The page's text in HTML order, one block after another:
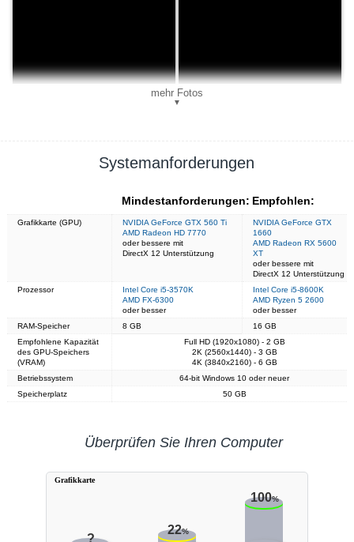
mehr Fotos
▼
Systemanforderungen
Mindestanforderungen: Empfohlen:
Grafikkarte (GPU)
NVIDIA GeForce GTX 560 Ti
AMD Radeon HD 7770
oder bessere mit
DirectX 12 Unterstützung
NVIDIA GeForce GTX
1660
AMD Radeon RX 5600
XT
oder bessere mit
DirectX 12 Unterstützung
Prozessor
Intel Core i5-3570K
AMD FX-6300
oder besser
Intel Core i5-8600K
AMD Ryzen 5 2600
oder besser
RAM-Speicher
8 GB
16 GB
Empfohlene Kapazität
des GPU-Speichers
(VRAM)
Full HD (1920x1080) - 2 GB
2K (2560x1440) - 3 GB
4K (3840x2160) - 6 GB
Betriebssystem
64-bit Windows 10 oder neuer
Speicherplatz
50 GB
Überprüfen Sie Ihren Computer
?
22%
100%
Grafikkarte